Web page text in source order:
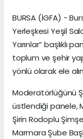
BURSA (İGFA) -
Yerleşkesi Yeşil
Yarınlar” başlıklı
toplum ve şehir
yönlü olarak ele
Moderatörlüğünü
üstlendiği panele,
Şirin Rodoplu
Marmara Şube